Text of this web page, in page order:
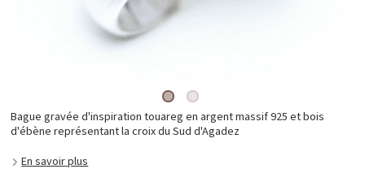
Bague gravée d'inspiration touareg en argent massif 925 et bois
d'ébène représentant la croix du Sud d'Agadez
En savoir plus